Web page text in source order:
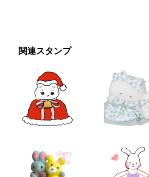
関連スタンプ